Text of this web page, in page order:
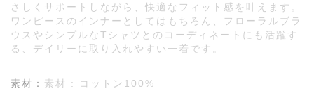
さしくサポートしながら、快適なフィット感を叶えます。
ワンピースのインナーとしてはもちろん、フローラルブラ
ウスやシンプルなTシャツとのコーディネートにも活躍す
る、デイリーに取り入れやすい一着です。
素材： 素材 : コットン100%